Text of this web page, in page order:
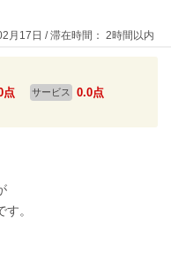
月17日 / 滞在時間： 2時間以内
点 サービス 0.0点
。